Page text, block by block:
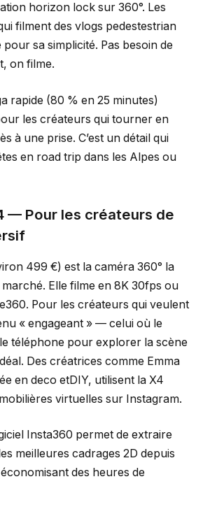
horizon lock sur 360°. Les
filment des vlogs pedestestrian
sa simplicité. Pas besoin de
on filme.
rapide (80 % en 25 minutes)
les créateurs qui tourner en
à une prise. C’est un détail qui
en road trip dans les Alpes ou
— Pour les créateurs de
499 €) est la caméra 360° la
Elle filme en 8K 30fps ou
Pour les créateurs qui veulent
« engageant » — celui où le
téléphone pour explorer la scène
Des créatrices comme Emma
en deco etDIY, utilisent la X4
virtuelles sur Instagram.
Insta360 permet de extraire
meilleures cadrages 2D depuis
des heures de